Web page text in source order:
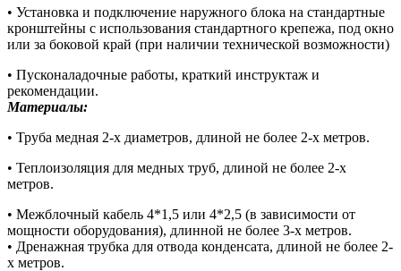
• Установка и подключение наружного блока на стандартные
кронштейны с использования стандартного крепежа, под окно
или за боковой край (при наличии технической возможности)
• Пусконаладочные работы, краткий инструктаж и
рекомендации.
Материалы:
• Труба медная 2-х диаметров, длиной не более 2-х метров.
• Теплоизоляция для медных труб, длиной не более 2-х
метров.
• Межблочный кабель 4*1,5 или 4*2,5 (в зависимости от
мощности оборудования), длинной не более 3-х метров.
• Дренажная трубка для отвода конденсата, длиной не более 2-
х метров.